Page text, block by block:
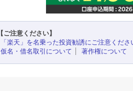
【ご注意ください】
「楽天」を名乗った投資勧誘にご注意くださ
仮名・借名取引について
著作権について